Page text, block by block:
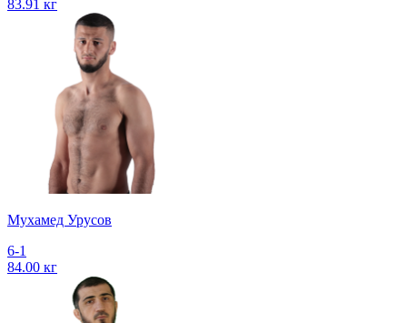
83.91 кг
Мухамед Урусов
6-1
84.00 кг